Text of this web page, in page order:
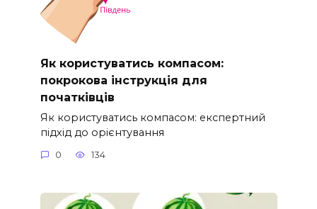
Як користуватись компасом:
покрокова інструкція для
початківців
Як користуватись компасом: експертний
підхід до орієнтування
0 134